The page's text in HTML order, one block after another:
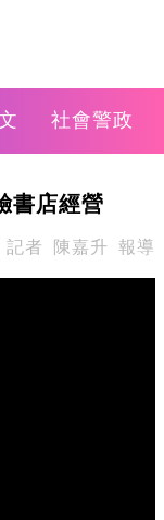
社會警政
書店經營
記者 陳嘉升 報導